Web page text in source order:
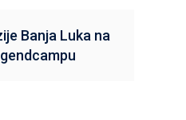
Banja Luka na